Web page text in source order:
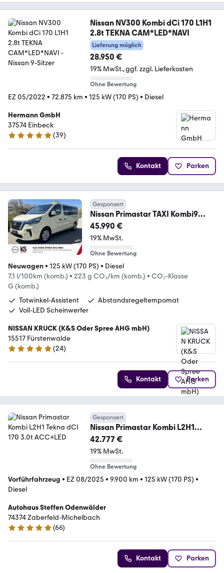
Nissan NV300 Kombi dCi 170 L1H1
2.8t TEKNA CAM*LED*NAVI
Lieferung möglich
28.950 €
19% MwSt. ggf. zzgl. Lieferkosten
Ohne Bewertung
EZ 05/2022 • 72.875 km • 125 kW (170 PS) • Diesel
Hermann GmbH
37574 Einbeck
4.9 Sterne
(39)
Kontakt Parken
Gesponsert
Nissan Primastar TAXI Kombi9
L2H1 3,0t dci170 DCT TEKNA
45.990 €
19% MwSt.
Ohne Bewertung
Neuwagen• 125 kW (170 PS) • Diesel
7,1 l/100km (komb.) • 223 g CO₂/km (komb.) • CO₂-Klasse
G (komb.)
Totwinkel-Assistent
Abstandsregeltempomat
Voll-LED Scheinwerfer
NISSAN KRUCK (K&S Oder Spree AHG mbH)
15517 Fürstenwalde
4.8 Sterne
(24)
Kontakt Parken
Gesponsert
Nissan Primastar Kombi L2H1
Tekna dCI 170 3.0t ACC+LED
42.777 €
19% MwSt.
Ohne Bewertung
Vorführfahrzeug • EZ 08/2025 • 9.900 km • 125 kW (170 PS) •
Diesel
Autohaus Steffen Odenwälder
74374 Zaberfeld-Michelbach
5 Sterne
(66)
Kontakt Parken